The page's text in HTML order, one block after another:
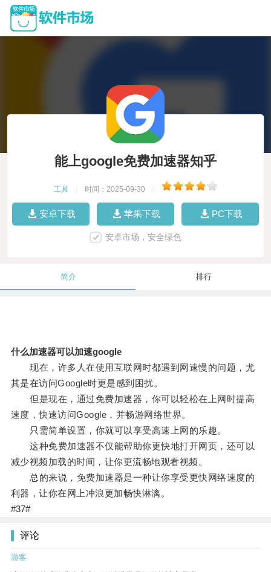
能上google免费加速器知乎
工具 时间：2025-09-30
安卓下载 苹果下载 PC下载
安卓市场，安全绿色
简介 排行
什么加速器可以加速google
现在，许多人在使用互联网时都遇到网速慢的问题，尤
其是在访问Google时更是感到困扰。
但是现在，通过免费加速器，你可以轻松在上网时提高
速度，快速访问Google，并畅游网络世界。
只需简单设置，你就可以享受高速上网的乐趣。
这种免费加速器不仅能帮助你更快地打开网页，还可以
减少视频加载的时间，让你更流畅地观看视频。
总的来说，免费加速器是一种让你享受更快网络速度的
利器，让你在网上冲浪更加畅快淋漓。
#37#
评论
游客